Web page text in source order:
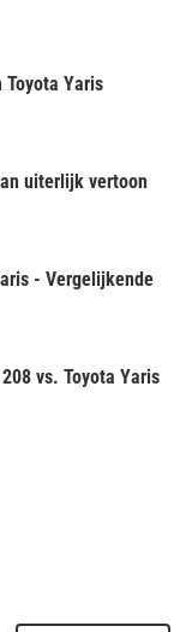
Toyota Yaris
uiterlijk vertoon
- Vergelijkende
vs. Toyota Yaris